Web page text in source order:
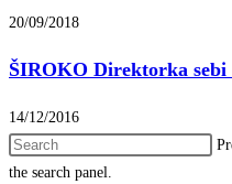
20/09/2018
ŠIROKO Direktorka sebi
14/12/2016
the search panel.